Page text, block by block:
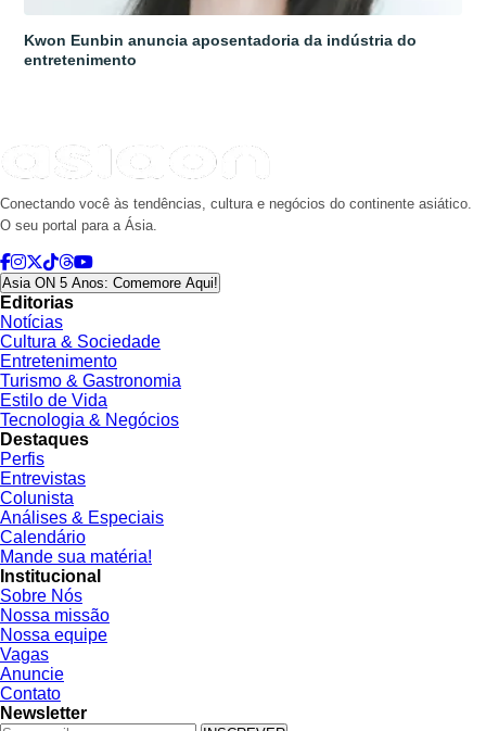
Kwon Eunbin anuncia aposentadoria da indústria do
entretenimento
Conectando você às tendências, cultura e negócios do continente asiático.
O seu portal para a Ásia.
Asia ON 5 Anos: Comemore Aqui!
Editorias
Notícias
Cultura & Sociedade
Entretenimento
Turismo & Gastronomia
Estilo de Vida
Tecnologia & Negócios
Destaques
Perfis
Entrevistas
Colunista
Análises & Especiais
Calendário
Mande sua matéria!
Institucional
Sobre Nós
Nossa missão
Nossa equipe
Vagas
Anuncie
Contato
Newsletter